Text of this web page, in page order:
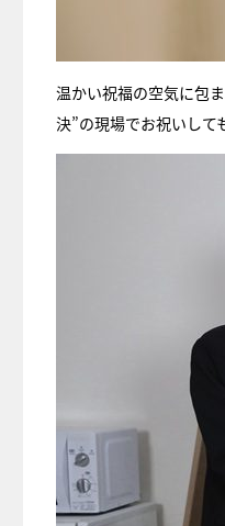
温かい祝福の空気に包
決”の現場でお祝いし